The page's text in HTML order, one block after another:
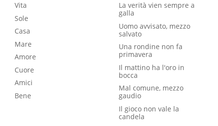
Vita
Sole
Casa
Mare
Amore
Cuore
Amici
Bene
La verità vien sempre a
galla
Uomo avvisato, mezzo
salvato
Una rondine non fa
primavera
Il mattino ha l'oro in
bocca
Mal comune, mezzo
gaudio
Il gioco non vale la
candela